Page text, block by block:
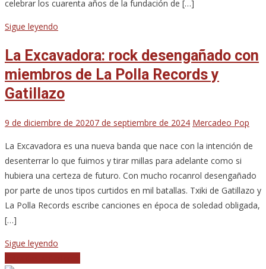
celebrar los cuarenta años de la fundación de […]
Sigue leyendo
La Excavadora: rock desengañado con
miembros de La Polla Records y
Gatillazo
9 de diciembre de 20207 de septiembre de 2024 Mercadeo Pop
La Excavadora es una nueva banda que nace con la intención de
desenterrar lo que fuimos y tirar millas para adelante como si
hubiera una certeza de futuro. Con mucho rocanrol desengañado
por parte de unos tipos curtidos en mil batallas. Txiki de Gatillazo y
La Polla Records escribe canciones en época de soledad obligada,
[…]
Sigue leyendo
Navegación